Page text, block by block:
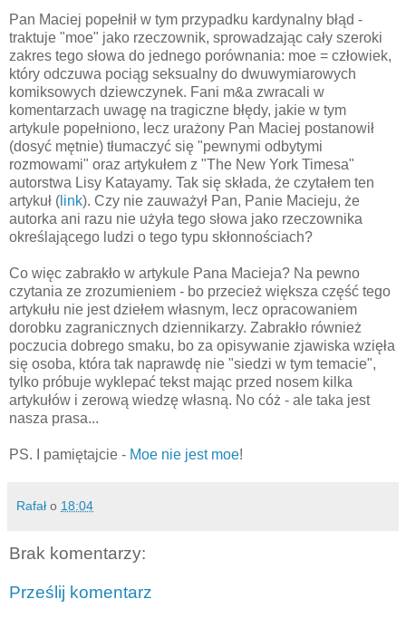
Pan Maciej popełnił w tym przypadku kardynalny błąd -
traktuje "moe" jako rzeczownik, sprowadzając cały szeroki
zakres tego słowa do jednego porównania: moe = człowiek,
który odczuwa pociąg seksualny do dwuwymiarowych
komiksowych dziewczynek. Fani m&a zwracali w
komentarzach uwagę na tragiczne błędy, jakie w tym
artykule popełniono, lecz urażony Pan Maciej postanowił
(dosyć mętnie) tłumaczyć się "pewnymi odbytymi
rozmowami" oraz artykułem z "The New York Timesa"
autorstwa Lisy Katayamy. Tak się składa, że czytałem ten
artykuł ( link). Czy nie zauważył Pan, Panie Macieju, że
autorka ani razu nie użyła tego słowa jako rzeczownika
określającego ludzi o tego typu skłonnościach?
Co więc zabrakło w artykule Pana Macieja? Na pewno
czytania ze zrozumieniem - bo przecież większa część tego
artykułu nie jest dziełem własnym, lecz opracowaniem
dorobku zagranicznych dziennikarzy. Zabrakło również
poczucia dobrego smaku, bo za opisywanie zjawiska wzięła
się osoba, która tak naprawdę nie "siedzi w tym temacie",
tylko próbuje wyklepać tekst mając przed nosem kilka
artykułów i zerową wiedzę własną. No cóż - ale taka jest
nasza prasa...
PS. I pamiętajcie - Moe nie jest moe!
Rafał o 18:04
Brak komentarzy:
Prześlij komentarz